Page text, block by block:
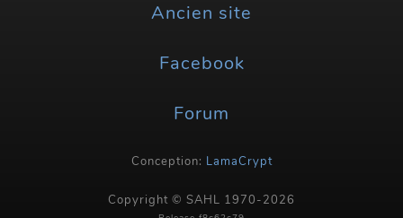
Ancien site
Facebook
Forum
Conception: LamaCrypt
Copyright © SAHL 1970-2026